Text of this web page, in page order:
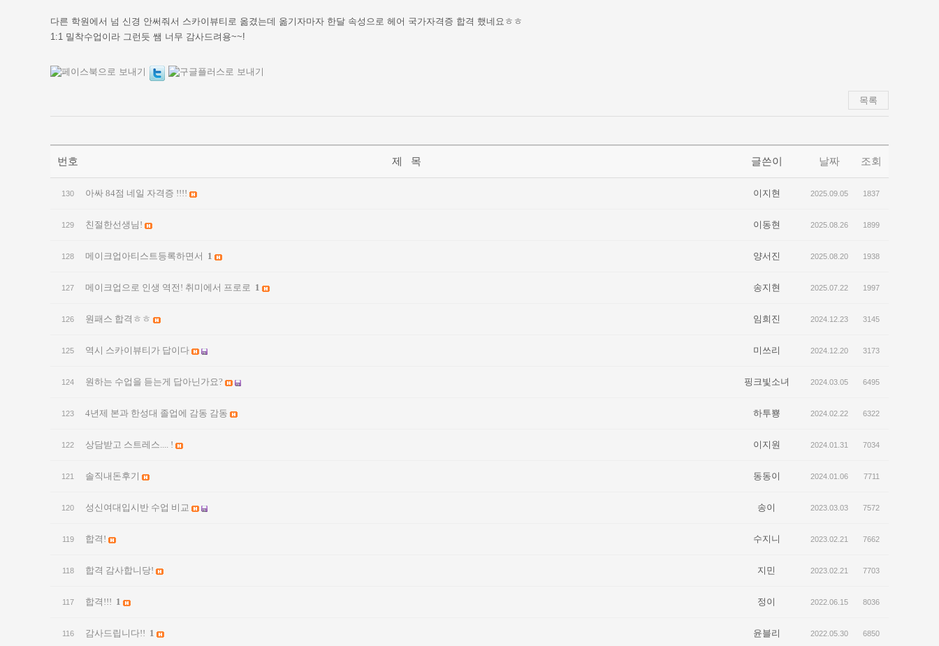
다른 학원에서 넘 신경 안써줘서 스카이뷰티로 옮겼는데 옮기자마자 한달 속성으로 헤어 국가자격증 합격 했네요ㅎㅎ
1:1 밀착수업이라 그런듯 쌤 너무 감사드려용~~!
목록
번호 제 목 글쓴이 날짜 조회
130 아싸 84점 네일 자격증 !!!! 이지현 2025.09.05 1837
129 친절한선생님! 이동현 2025.08.26 1899
128 메이크업아티스트등록하면서 1 양서진 2025.08.20 1938
127 메이크업으로 인생 역전! 취미에서 프로로 1 송지현 2025.07.22 1997
126 원패스 합격ㅎㅎ 임희진 2024.12.23 3145
125 역시 스카이뷰티가 답이다 미쓰리 2024.12.20 3173
124 원하는 수업을 듣는게 답아닌가요? 핑크빛소녀 2024.03.05 6495
123 4년제 본과 한성대 졸업에 감동 감동 하투뿅 2024.02.22 6322
122 상담받고 스트레스.... ! 이지원 2024.01.31 7034
121 솔직내돈후기 동동이 2024.01.06 7711
120 성신여대입시반 수업 비교 송이 2023.03.03 7572
119 합격! 수지니 2023.02.21 7662
118 합격 감사합니당! 지민 2023.02.21 7703
117 합격!!! 1 정이 2022.06.15 8036
116 감사드립니다!! 1 윤블리 2022.05.30 6850